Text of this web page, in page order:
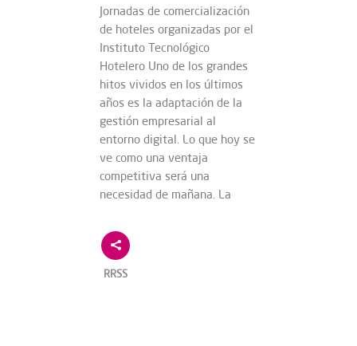
Jornadas de comercialización
de hoteles organizadas por el
Instituto Tecnológico
Hotelero Uno de los grandes
hitos vividos en los últimos
años es la adaptación de la
gestión empresarial al
entorno digital. Lo que hoy se
ve como una ventaja
competitiva será una
necesidad de mañana. La
RRSS